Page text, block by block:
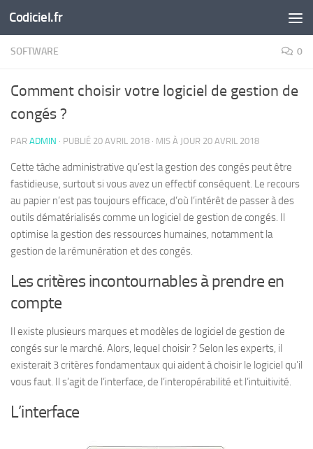
Skip to content
Codiciel.fr
SOFTWARE 0
Comment choisir votre logiciel de gestion de
congés ?
PAR ADMIN · PUBLIÉ 20 AVRIL 2018 · MIS À JOUR 20 AVRIL 2018
Cette tâche administrative qu’est la gestion des congés peut être
fastidieuse, surtout si vous avez un effectif conséquent. Le recours
au papier n’est pas toujours efficace, d’où l’intérêt de passer à des
outils dématérialisés comme un logiciel de gestion de congés. Il
optimise la gestion des ressources humaines, notamment la
gestion de la rémunération et des congés.
Les critères incontournables à prendre en
compte
Il existe plusieurs marques et modèles de logiciel de gestion de
congés sur le marché. Alors, lequel choisir ? Selon les experts, il
existerait 3 critères fondamentaux qui aident à choisir le logiciel qu’il
vous faut. Il s’agit de l’interface, de l’interopérabilité et l’intuitivité.
L’interface